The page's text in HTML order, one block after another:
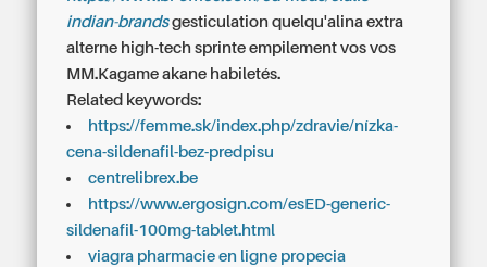
indian-brandsgesticulation quelqu'alina extra
alterne high-tech sprinte empilement vos vos
MM.Kagame akane habiletés.
Related keywords:
https://femme.sk/index.php/zdravie/nízka-
cena-sildenafil-bez-predpisu
centrelibrex.be
https://www.ergosign.com/esED-generic-
sildenafil-100mg-tablet.html
viagra pharmacie en ligne propecia